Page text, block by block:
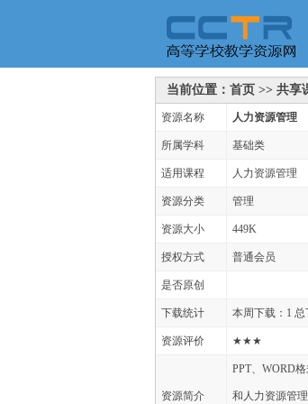
当前位置：首页 >> 共享
资源名称 人力资源管理
所属学科 基础类
适用课程 人力资源管理
资源分类 管理
资源大小 449K
授权方式 普通会员
是否原创
下载统计 本周下载：1 总
资源评价 ★★★
资源简介
PPT、WORD
和人力资源管